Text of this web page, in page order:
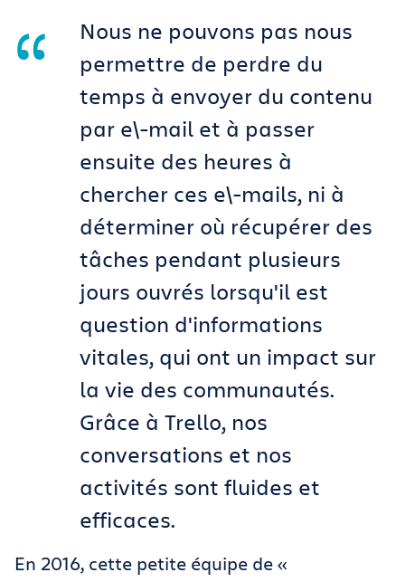
Nous ne pouvons pas nous
permettre de perdre du
temps à envoyer du contenu
par e\-mail et à passer
ensuite des heures à
chercher ces e\-mails, ni à
déterminer où récupérer des
tâches pendant plusieurs
jours ouvrés lorsqu'il est
question d'informations
vitales, qui ont un impact sur
la vie des communautés.
Grâce à Trello, nos
conversations et nos
activités sont fluides et
efficaces.
En 2016, cette petite équipe de «